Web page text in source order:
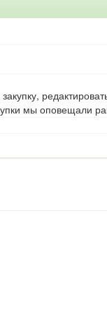
мы оповещали